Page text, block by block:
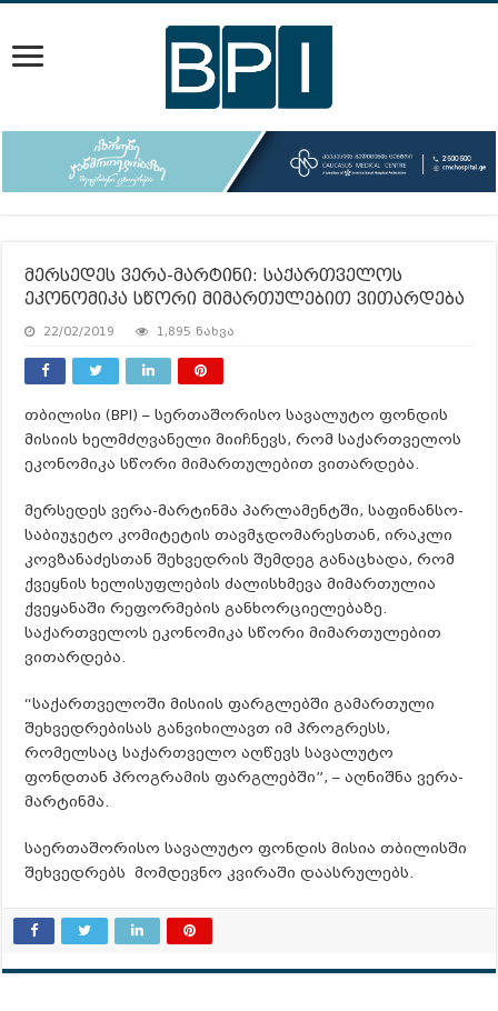
მერსედეს ვერა-მარტინი: საქართველოს
ეკონომიკა სწორი მიმართულებით ვითარდება
22/02/2019 1,895 ნახვა
თბილისი (BPI) – სერთაშორისო სავალუტო ფონდის
მისიის ხელმძღვანელი მიიჩნევს, რომ საქართველოს
ეკონომიკა სწორი მიმართულებით ვითარდება.
მერსედეს ვერა-მარტინმა პარლამენტში, საფინანსო-
საბიუჯეტო კომიტეტის თავმჯდომარესთან, ირაკლი
კოვზანაძესთან შეხვედრის შემდეგ განაცხადა, რომ
ქვეყნის ხელისუფლების ძალისხმევა მიმართულია
ქვეყანაში რეფორმების განხორციელებაზე.
საქართველოს ეკონომიკა სწორი მიმართულებით
ვითარდება.
“საქართველოში მისიის ფარგლებში გამართული
შეხვედრებისას განვიხილავთ იმ პროგრესს,
რომელსაც საქართველო აღწევს სავალუტო
ფონდთან პროგრამის ფარგლებში”, – აღნიშნა ვერა-
მარტინმა.
საერთაშორისო სავალუტო ფონდის მისია თბილისში
შეხვედრებს მომდევნო კვირაში დაასრულებს.